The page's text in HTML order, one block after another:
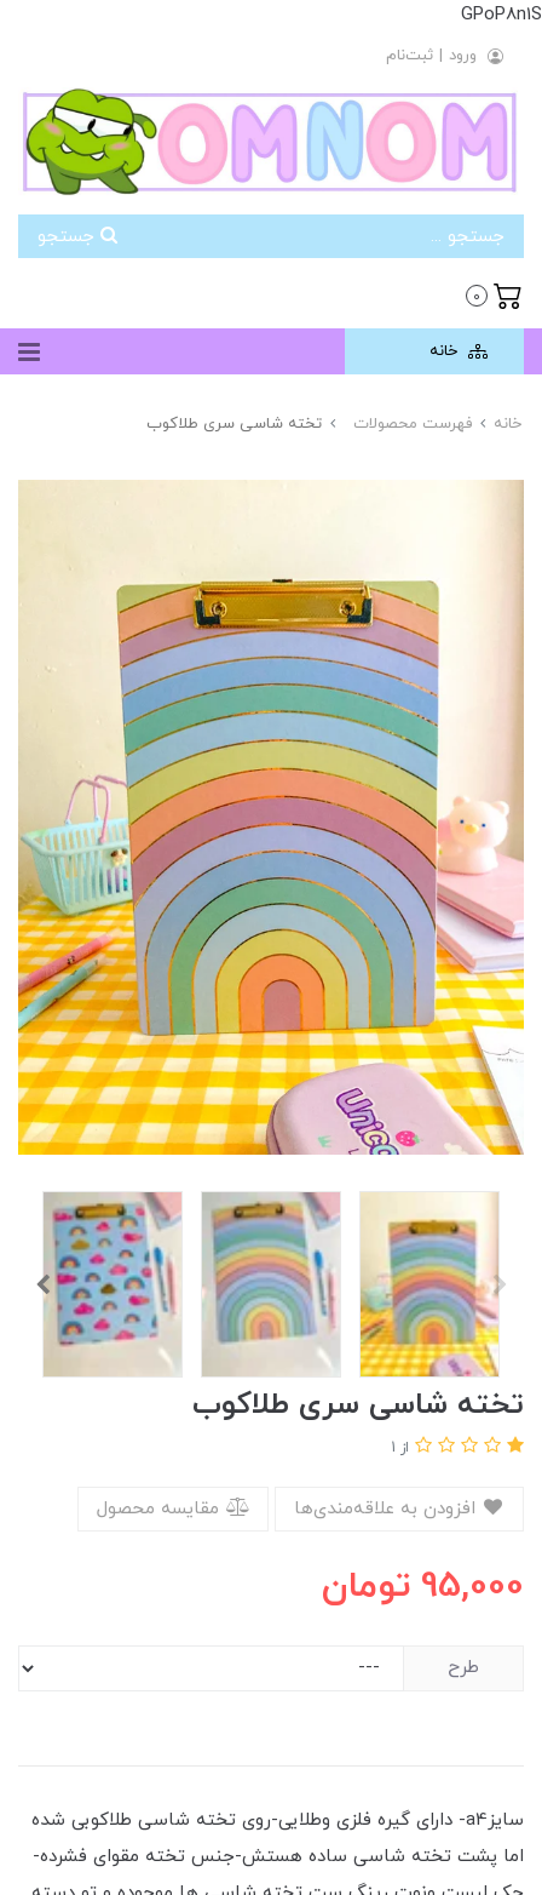
GPoP8n1S
ورود | ثبت‌نام
0
خانه
خانه فهرست محصولات تخته شاسی سری طلاکوب
تخته شاسی سری طلاکوب
از 1
مقایسه محصول
95,000 تومان
طرح
سایزa4- دارای گیره فلزی وطلایی-روی تخته شاسی طلاکوبی شده
اما پشت تخته شاسی ساده هستش-جنس تخته مقوای فشرده-